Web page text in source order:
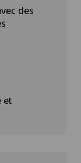
des
et